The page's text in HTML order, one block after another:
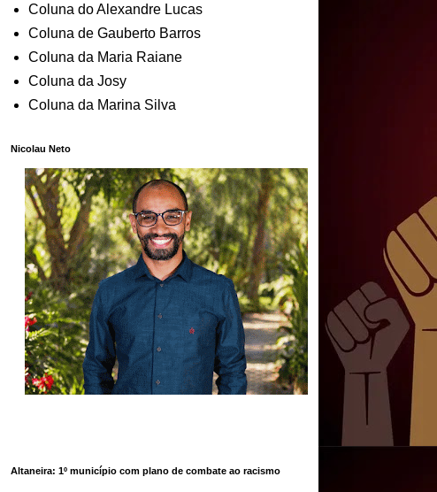
Coluna do Alexandre Lucas
Coluna de Gauberto Barros
Coluna da Maria Raiane
Coluna da Josy
Coluna da Marina Silva
Nicolau Neto
Altaneira: 1º município com plano de combate ao racismo